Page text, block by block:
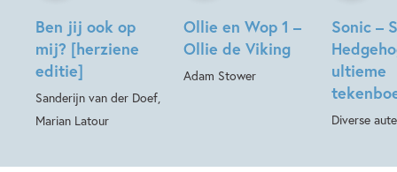
Ben jij ook op
mij? [herziene
editie]
Sanderijn van der Doef,
Marian Latour
Ollie en Wop 1 –
Ollie de Viking
Adam Stower
Sonic –
ultieme
Diverse